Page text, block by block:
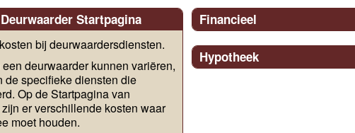
Startpagina
bij deurwaardersdiensten.
deurwaarder kunnen variëren,
de specifieke diensten die
Op de Startpagina van
er verschillende kosten waar
moet houden.
Financieel
Hypotheek